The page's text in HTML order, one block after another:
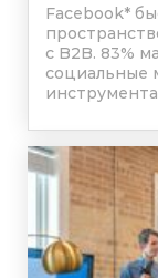
Facebook*
с B2B. 83%
социальные